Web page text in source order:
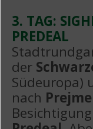
3. TAG:
PREDEAL
der
Südeuropa)
nach